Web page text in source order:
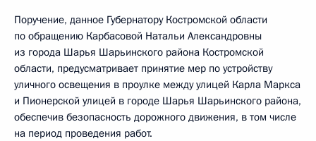
Поручение, данное Губернатору Костромской области
по обращению Карбасовой Натальи Александровны
из города Шарья Шарьинского района Костромской
области, предусматривает принятие мер по устройству
уличного освещения в проулке между улицей Карла Маркса
и Пионерской улицей в городе Шарья Шарьинского района,
обеспечив безопасность дорожного движения, в том числе
на период проведения работ.